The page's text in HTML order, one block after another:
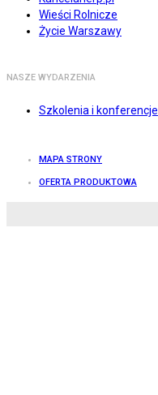
Wieści Rolnicze
Życie Warszawy
NASZE WYDARZENIA
Szkolenia i konferencje
MAPA STRONY
OFERTA PRODUKTOWA